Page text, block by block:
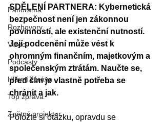
Panorama
Rozhovory
Video
Podcasty
Hlavní zpráva
Top zpráva
Zpětný projektor
SDĚLENÍ PARTNERA: Kybernetická
bezpečnost není jen zákonnou
povinností, ale existenční nutností.
Její podcenění může vést k
ohromným finančním, majetkovým a
společenským ztrátám. Naučte se,
před čím je vlastně potřeba se
chránit a jak.
Položte si otázku, opravdu se